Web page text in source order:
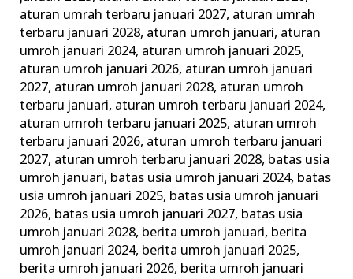
aturan umrah terbaru januari 2027, aturan umrah
terbaru januari 2028, aturan umroh januari, aturan
umroh januari 2024, aturan umroh januari 2025,
aturan umroh januari 2026, aturan umroh januari
2027, aturan umroh januari 2028, aturan umroh
terbaru januari, aturan umroh terbaru januari 2024,
aturan umroh terbaru januari 2025, aturan umroh
terbaru januari 2026, aturan umroh terbaru januari
2027, aturan umroh terbaru januari 2028, batas usia
umroh januari, batas usia umroh januari 2024, batas
usia umroh januari 2025, batas usia umroh januari
2026, batas usia umroh januari 2027, batas usia
umroh januari 2028, berita umroh januari, berita
umroh januari 2024, berita umroh januari 2025,
berita umroh januari 2026, berita umroh januari
Madani